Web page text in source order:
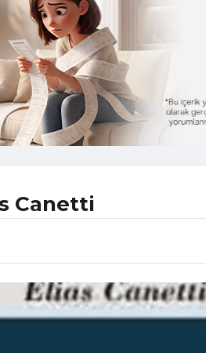
Canetti